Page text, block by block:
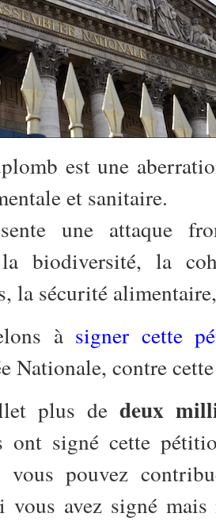
est une
et sanitaire.
une attaque
biodiversité, la
la sécurité
à signer cette
Nationale, contre
plus de deux
ont signé cette
vous pouvez
vous avez signé